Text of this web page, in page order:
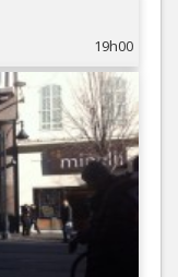
19h00